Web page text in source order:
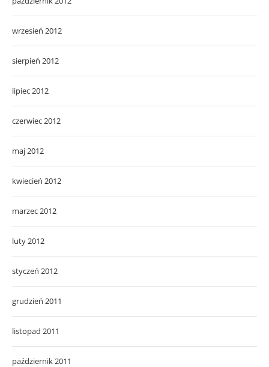
wrzesień 2012
sierpień 2012
lipiec 2012
czerwiec 2012
maj 2012
kwiecień 2012
marzec 2012
luty 2012
styczeń 2012
grudzień 2011
listopad 2011
październik 2011